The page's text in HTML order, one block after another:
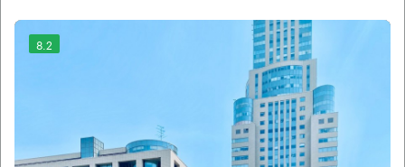
8.2